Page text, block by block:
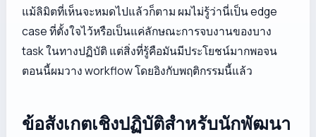
แม้ลิมิตที่เห็นจะหมดไปแล้วก็ตาม ผมไม่รู้ว่านี่เป็น edge
case ที่ตั้งใจไว้หรือเป็นแค่ลักษณะการจบงานของบาง
task ในทางปฏิบัติ แต่สิ่งที่รู้คือมันมีประโยชน์มากพอจน
ตอนนี้ผมวาง workflow โดยอิงกับพฤติกรรมนี้แล้ว
ข้อสังเกตเชิงปฏิบัติสำหรับนักพัฒนา